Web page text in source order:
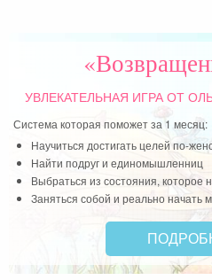
УВЛЕКАТЕЛЬНАЯ ИГРАОТ
Система которая поможет за 1 месяц:
Научиться достигать целей по-
Найти подруг и единомышленниц
Выбраться из состояния, которое
Заняться собой и реально начать